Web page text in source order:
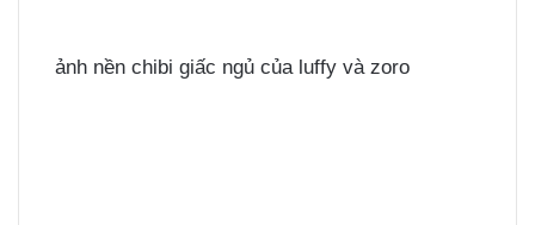
ảnh nền chibi giấc ngủ của luffy và zoro